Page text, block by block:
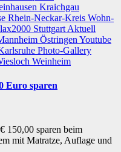
Kraichgau
Rhein-Neckar-Kreis Wohn-
StuttgartAktuell
ÖstringenYoutube
Photo-Gallery
Weinheim
Euro sparen
150,00 sparen beim
mit Matratze, Auflage und